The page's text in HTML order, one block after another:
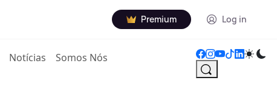
Premium Log in
Notícias Somos Nós